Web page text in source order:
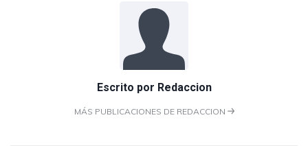
Escrito por Redaccion
MÁS PUBLICACIONES DE REDACCION